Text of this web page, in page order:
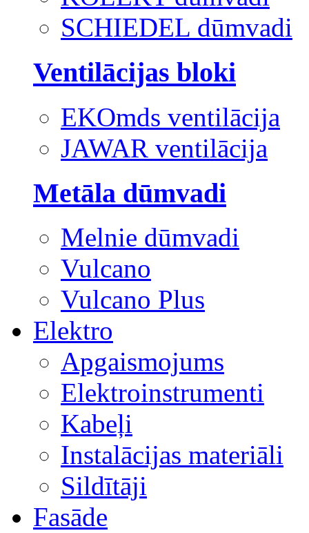
SCHIEDEL dūmvadi
Ventilācijas bloki
EKOmds ventilācija
JAWAR ventilācija
Metāla dūmvadi
Melnie dūmvadi
Vulcano
Vulcano Plus
Elektro
Apgaismojums
Elektroinstrumenti
Kabeļi
Instalācijas materiāli
Sildītāji
Fasāde